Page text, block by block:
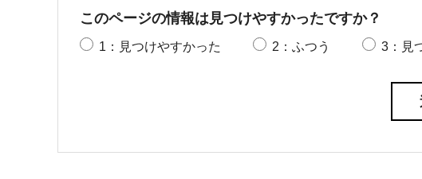
このページの情報は見つけやすかったですか？
1：見つけやすかった 2：ふつう 3：見